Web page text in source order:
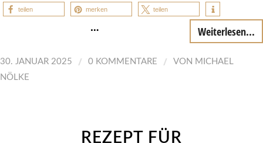
teilen merken teilen
… Weiterlesen...
30. JANUAR 2025 / 0 KOMMENTARE / VON MICHAEL
NÖLKE
REZEPT FÜR